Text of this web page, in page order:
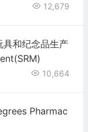
12,679
具和纪念品生产
10,664
Pharmac